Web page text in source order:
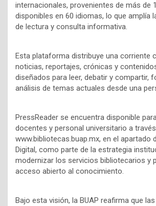
internacionales, provenientes de más de
disponibles en 60 idiomas, lo que amplía
de lectura y consulta informativa.
Esta plataforma distribuye una corriente
noticias, reportajes, crónicas y
diseñados para leer, debatir y compartir,
análisis de temas actuales desde una
PressReader se encuentra disponible
docentes y personal universitario a
www.bibliotecas.buap.mx, en el apartado
Digital, como parte de la estrategia
modernizar los servicios bibliotecarios y
acceso abierto al conocimiento.
Bajo esta visión, la BUAP reafirma que